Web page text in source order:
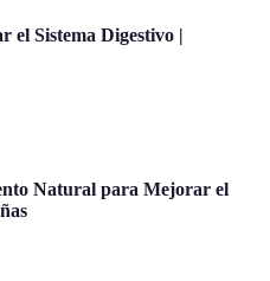
el Sistema Digestivo |
Natural para Mejorar el